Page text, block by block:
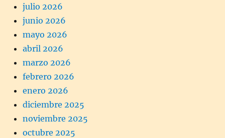
julio 2026
junio 2026
mayo 2026
abril 2026
marzo 2026
febrero 2026
enero 2026
diciembre 2025
noviembre 2025
octubre 2025